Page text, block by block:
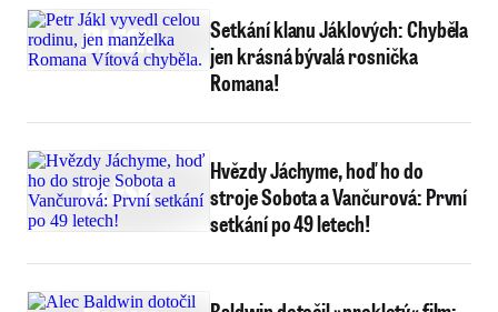
Setkání klanu Jáklových: Chyběla
jen krásná bývalá rosnička
Romana!
Hvězdy Jáchyme, hoď ho do
stroje Sobota a Vančurová: První
setkání po 49 letech!